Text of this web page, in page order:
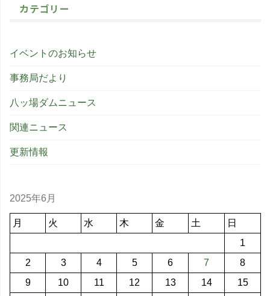
カテゴリー
イベントのお知らせ
事務局だより
八ッ場ダムニュース
関連ニュース
更新情報
2025年6月
月 火 水 木 金 土
日
1
2
3 4 5 6 7
8
9
10 11 12 13 14
15